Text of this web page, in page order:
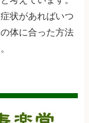
状があればいつ
体に合った方法